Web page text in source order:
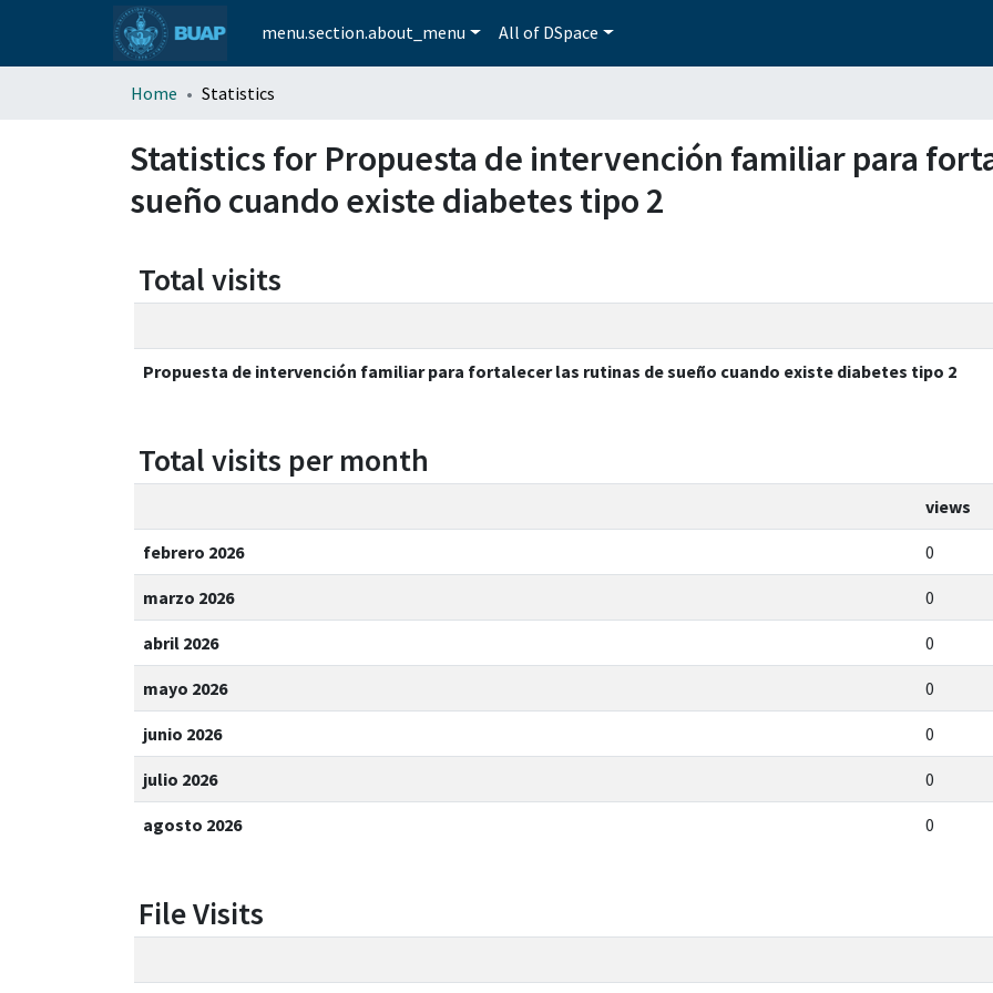
menu.section.about_menu All of DSpace
Home Statistics
Statistics for Propuesta de intervención familiar para
sueño cuando existe diabetes tipo 2
Total visits
Propuesta de intervención familiar para fortalecer las rutinas de sueño cuando existe diabetes tipo 2
Total visits per month
views
febrero 2026 0
marzo 2026 0
abril 2026 0
mayo 2026 0
junio 2026 0
julio 2026 0
agosto 2026 0
File Visits